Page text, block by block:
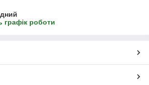
графік роботи